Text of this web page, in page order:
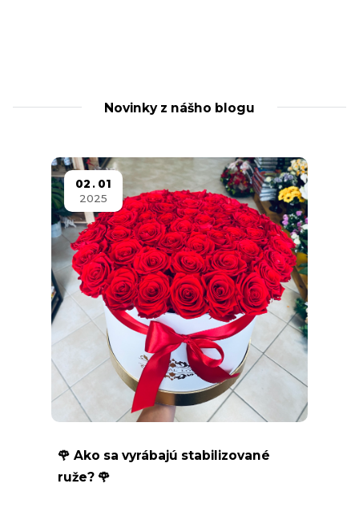
Novinky z nášho blogu
02
01
2025
🌹 Ako sa vyrábajú stabilizované
ruže? 🌹